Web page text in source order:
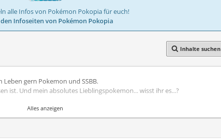
alle Infos von Pokémon Pokopia für euch!
Infoseiten von Pokémon Pokopia
Inhalte suchen
Leben gern Pokemon und SSBB.
ist. Und mein absolutes Lieblingspokemon... wisst ihr es...?
Alles anzeigen